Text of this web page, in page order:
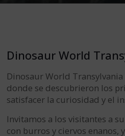
Dinosaur World
Dinosaur World
donde se descubrieron los
satisfacer la curiosidad y el
Invitamos a los visitantes a
con burros y ciervos enanos,